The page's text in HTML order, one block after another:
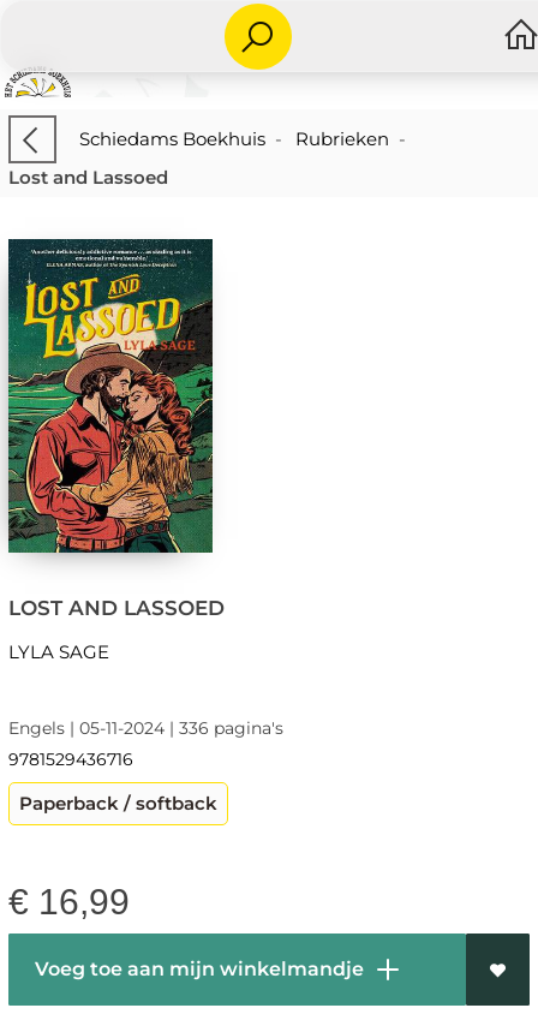
Schiedams Boekhuis- Rubrieken -
Lost and Lassoed
LOST AND LASSOED
LYLA SAGE
Engels | 05-11-2024 | 336 pagina's
9781529436716
Paperback / softback
€ 16,99
Voeg toe aan mijn winkelmandje